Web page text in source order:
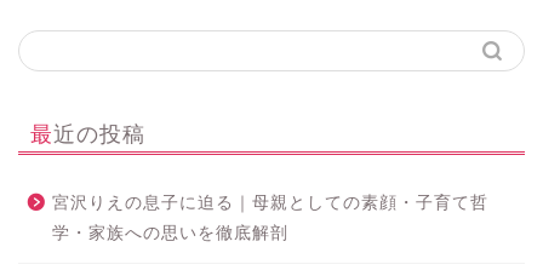
最近の投稿
宮沢りえの息子に迫る｜母親としての素顔・子育て哲
学・家族への思いを徹底解剖